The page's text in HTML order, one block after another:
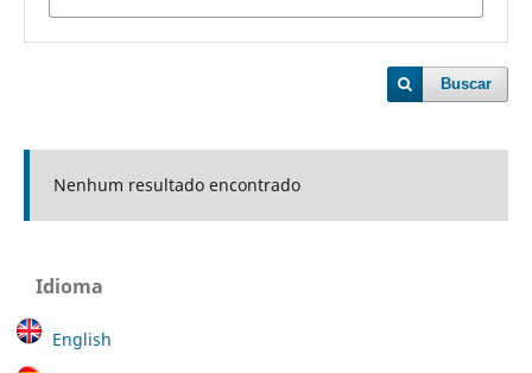
Buscar
Nenhum resultado encontrado
Idioma
English